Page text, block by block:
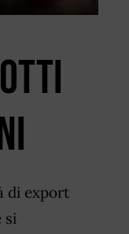
di export
si